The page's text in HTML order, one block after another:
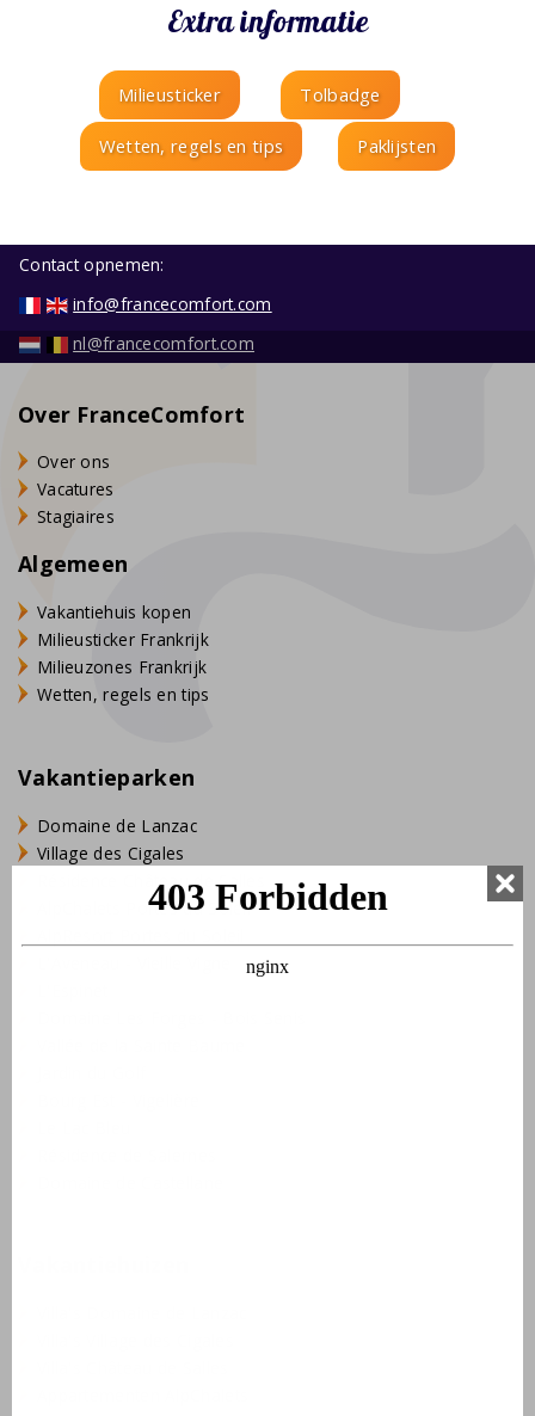
Extra informatie
Milieusticker Tolbadge
Wetten, regels en tips Paklijsten
Contact opnemen:
info@francecomfort.com
nl@francecomfort.com
Over FranceComfort
Over ons
Vacatures
Stagiaires
Algemeen
Vakantiehuis kopen
Milieusticker Frankrijk
Milieuzones Frankrijk
Wetten, regels en tips
Vakantieparken
Domaine de Lanzac
Village des Cigales
Résidence Château de Salles
AlpChalets Portes du Soleil